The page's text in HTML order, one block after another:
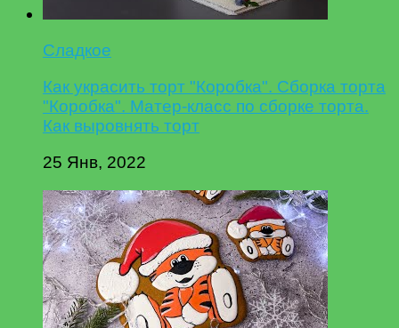
Сладкое
Как украсить торт "Коробка". Сборка торта
"Коробка". Матер-класс по сборке торта.
Как выровнять торт
25 Янв, 2022